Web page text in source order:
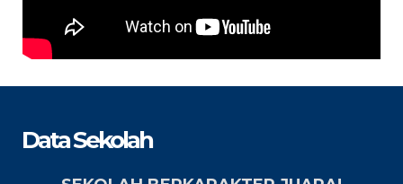
Data Sekolah